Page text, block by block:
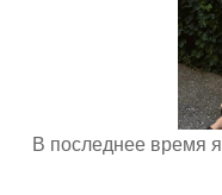
В последнее время